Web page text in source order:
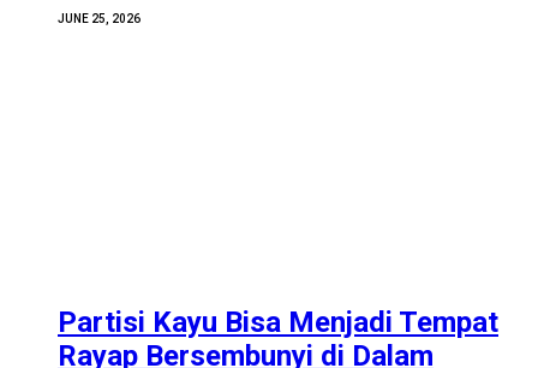
JUNE 25, 2026
Partisi Kayu Bisa Menjadi Tempat
Rayap Bersembunyi di Dalam